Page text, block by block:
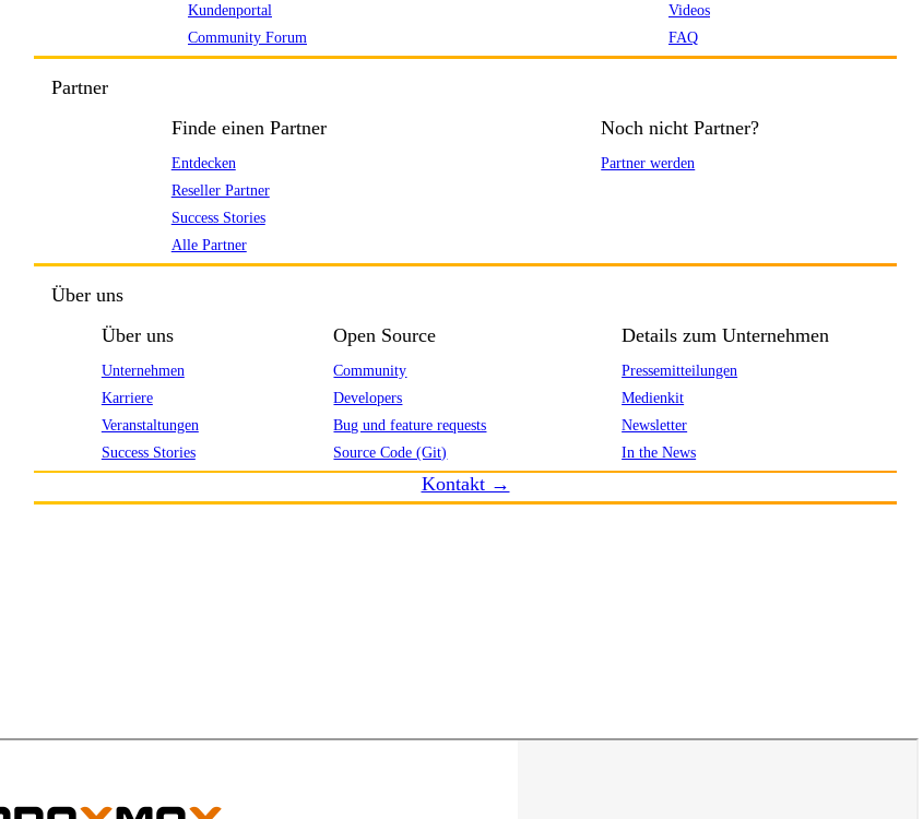
Kundenportal
Community Forum
Videos
FAQ
Partner
Finde einen Partner
Entdecken
Reseller Partner
Success Stories
Alle Partner
Noch nicht Partner?
Partner werden
Über uns
Über uns
Unternehmen
Karriere
Veranstaltungen
Success Stories
Open Source
Community
Developers
Bug und feature requests
Source Code (Git)
Details zum Unternehmen
Pressemitteilungen
Medienkit
Newsletter
In the News
Kontakt →